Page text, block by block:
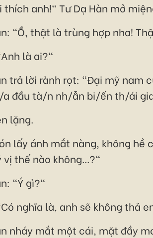
thích anh!" Tư Dạ Hàn mở
"Ồ, thật là trùng hợp nha!
là ai?"
trả lời rành rọt: "Đại mỹ
a đầu tà/n nh/ẫn bi/ến th/ái
lặng.
lấy ánh mắt nàng, không
vị thế nào không...?"
"Ý gì?"
nghĩa là, anh sẽ không thả
nháy mắt một cái, mặt đầy